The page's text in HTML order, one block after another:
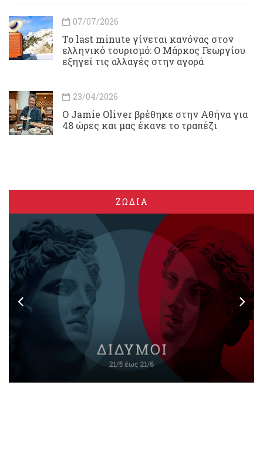
07/07/2026
Το last minute γίνεται κανόνας στον
ελληνικό τουρισμό: Ο Μάρκος Γεωργίου
εξηγεί τις αλλαγές στην αγορά
23/04/2026
Ο Jamie Oliver βρέθηκε στην Αθήνα για
48 ώρες και μας έκανε το τραπέζι
ΖΩΔΙΑ